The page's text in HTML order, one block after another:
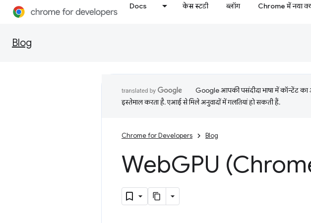
Docs केस स्टडी ब्लॉग Chrome में नया
Blog
Google आपकी पसंदीदा भाषा में कॉन्टेंट
इस्तेमाल करता है. एआई से मिले अनुवादों में गलतियां हो सकती हैं.
Chrome for Developers Blog
WebGPU